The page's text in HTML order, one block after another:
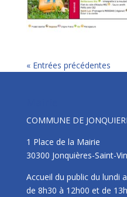
« Entrées précédentes
COMMUNE DE
1 Place de la Mairie
30300 Jonquières-Saint-
Accueil du public du lundi
de 8h30 à 12h00 et de